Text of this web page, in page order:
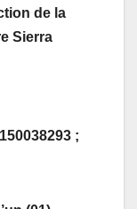
de la
Sierra
;